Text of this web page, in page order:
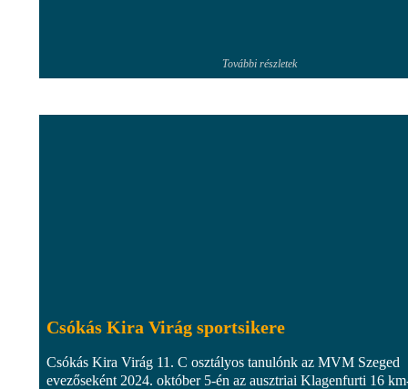
További részletek
Csókás Kira Virág sportsikere
Csókás Kira Virág 11. C osztályos tanulónk az MVM Szeged
evezőseként 2024. október 5-én az ausztriai Klagenfurti 16